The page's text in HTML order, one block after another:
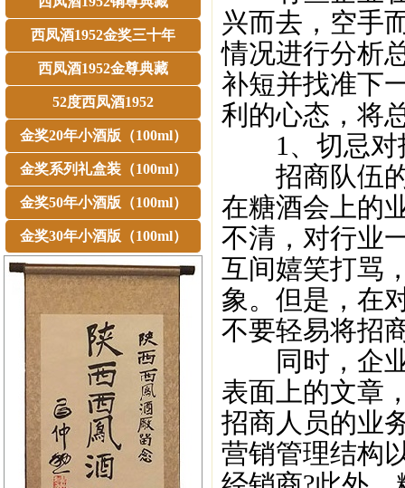
西凤酒1952金奖三十年
西凤酒1952金尊典藏
52度西凤酒1952
金奖20年小酒版（100ml）
金奖系列礼盒装（100ml）
金奖50年小酒版（100ml）
金奖30年小酒版（100ml）
兴而去，空手
情况进行分析
补短并找准下
利的心态，将
1、切忌对
招商队伍的
在糖酒会上的
不清，对行业
互间嬉笑打骂
象。但是，在
不要轻易将招
同时，企业
表面上的文章
招商人员的业
营销管理结构